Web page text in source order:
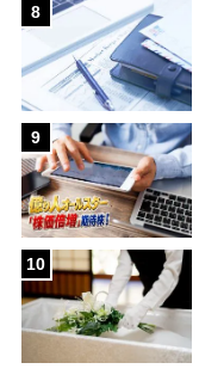
8
9
10